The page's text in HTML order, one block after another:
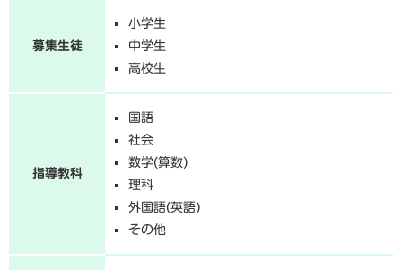
募集生徒
小学生
中学生
高校生
指導教科
国語
社会
数学(算数)
理科
外国語(英語)
その他